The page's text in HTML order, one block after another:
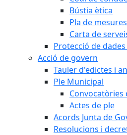
Bústia ètica
Pla de
Carta de
Protecció de
Acció de govern
Tauler d'edictes i
Ple Municipal
Convocatòries
Actes de ple
Acords Junta de
Resolucions i